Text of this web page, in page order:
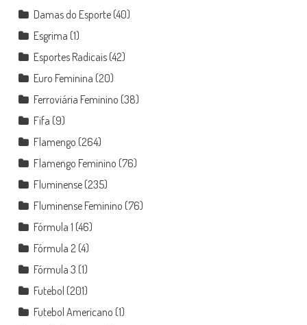
Damas do Esporte(40)
Esgrima (1)
Esportes Radicais(42)
Euro Feminina (20)
Ferroviária Feminino (38)
Fifa (9)
Flamengo (264)
Flamengo Feminino (76)
Fluminense(235)
Fluminense Feminino (76)
Fórmula 1 (46)
Fórmula 2 (4)
Fórmula 3 (1)
Futebol (201)
Futebol Americano (1)